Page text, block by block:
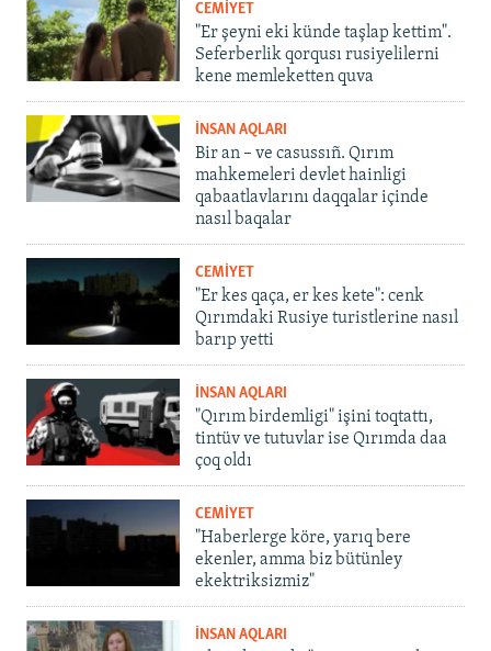
CEMİYET
"Er şeyni eki künde taşlap kettim".
Seferberlik qorqusı rusiyelilerni
kene memleketten quva
İNSAN AQLARI
Bir an – ve casussıñ. Qırım
mahkemeleri devlet hainligi
qabaatlavlarını daqqalar içinde
nasıl baqalar
CEMİYET
"Er kes qaça, er kes kete": cenk
Qırımdaki Rusiye turistlerine nasıl
barıp yetti
İNSAN AQLARI
"Qırım birdemligi" işini toqtattı,
tintüv ve tutuvlar ise Qırımda daa
çoq oldı
CEMİYET
"Haberlerge köre, yarıq bere
ekenler, amma biz bütünley
ekektriksizmiz"
İNSAN AQLARI